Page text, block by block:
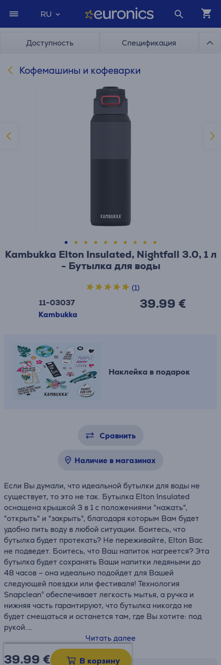
RU
Доступность Спецификация
Кофемашины и кофеварки
Kambukka Elton Insulated, Nightfall 3.0, 1 л
- Бутылка для воды
11-03037
Kambukka
39.99 €
(1)
Наклейка в подарок
Сравнить
Наличие в магазинах
Если Вы думали, что идеальной бутылки для воды не
существует, то это не так. Бутылка Elton Insulated
оснащена крышкой 3 в 1 с положениями "нажать",
"открыть" и "закрыть", благодаря которым Вам будет
удобно пить воду в любой ситуации. Боитесь, что
бутылка будет протекать? Не переживайте, Elton Вас
не подведет. Боитесь, что Ваш напиток нагреется? Эта
бутылка будет сохранять Ваши напитки ледяными до
48 часов – она идеально подойдет для Вашей
следующей поездки или фестиваля! Технология
Snapclean® обеспечивает легкость мытья, а ручка и
нижняя часть гарантируют, что бутылка никогда не
будет смещаться и останется там, где Вы хотите: под
рукой.
• Двойная нержавеющая сталь
• Тританустойчив к пятнам и запахам
Читать далее
39.99 € В корзину